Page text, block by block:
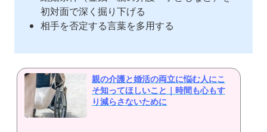
初対面で深く掘り下げる
相手を否定する言葉を多用する
親の介護と婚活の両立に悩む人にこ
そ知ってほしいこと｜時間も心もす
り減らさないために